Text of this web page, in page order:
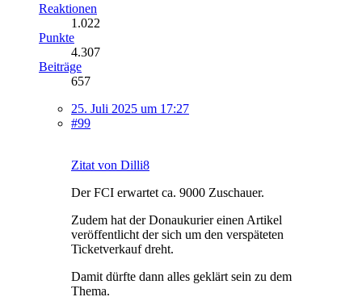
Reaktionen
1.022
Punkte
4.307
Beiträge
657
25. Juli 2025 um 17:27
#99
Zitat von Dilli8
Der FCI erwartet ca. 9000 Zuschauer.
Zudem hat der Donaukurier einen Artikel
veröffentlicht der sich um den verspäteten
Ticketverkauf dreht.
Damit dürfte dann alles geklärt sein zu dem
Thema.